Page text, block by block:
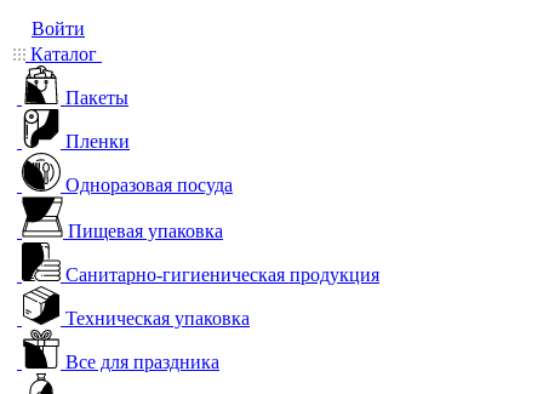
Войти
Каталог
Пакеты
Пленки
Одноразовая посуда
Пищевая упаковка
Санитарно-гигиеническая продукция
Техническая упаковка
Все для праздника